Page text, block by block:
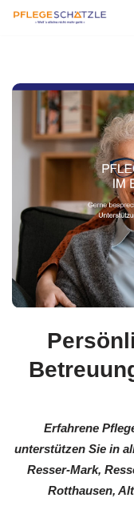
springen
Erfahrene
unterstützen Sie in
Resser-Mark,
Rotthausen,